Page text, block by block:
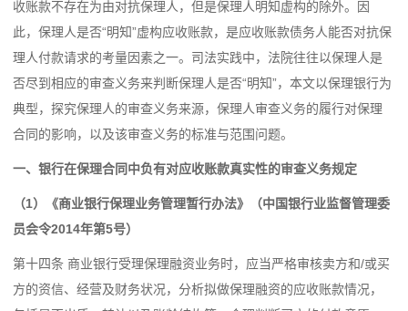
收账款不存在为由对抗保理人，但是保理人明知虚构的除外。因
此，保理人是否“明知”虚构应收账款，是应收账款债务人能否对抗保
理人付款请求的考量因素之一。司法实践中，法院往往以保理人是
否尽到相应的审查义务来判断保理人是否“明知”，本文以保理银行为
典型，探究保理人的审查义务来源，保理人审查义务的履行对保理
合同的影响，以及该审查义务的标准与范围问题。
一、银行在保理合同中负有对应收账款真实性的审查义务规定
（1）《商业银行保理业务管理暂行办法》（中国银行业监督管理委
员会令2014年第5号）
第十四条 商业银行受理保理融资业务时，应当严格审核卖方和/或买
方的资信、经营及财务状况，分析拟做保理融资的应收账款情况，